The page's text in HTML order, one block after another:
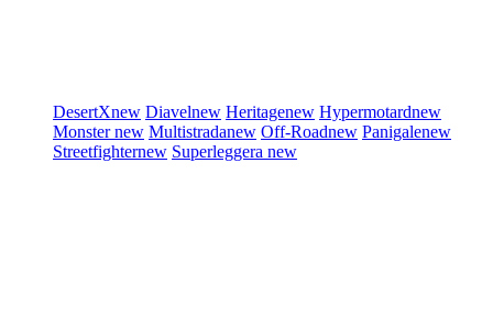
DesertXnew Diavelnew Heritagenew Hypermotardnew
Monsternew Multistradanew Off-Roadnew Panigalenew
Streetfighternew Superleggera new